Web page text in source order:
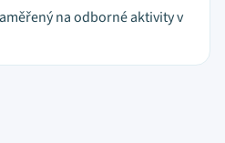
na odborné aktivity v